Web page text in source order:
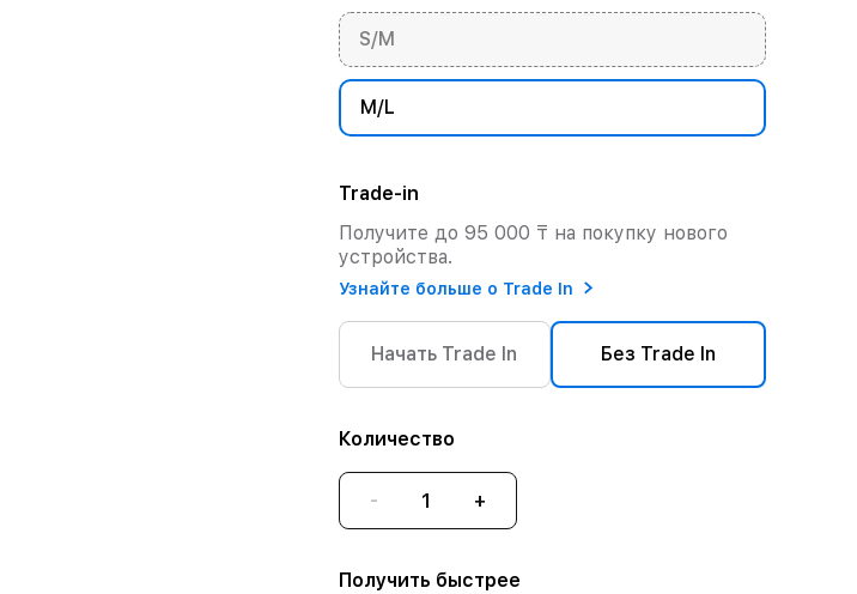
S/M
M/L
Trade-in
Получите до 95 000 ₸ на покупку нового
устройства.
Узнайте больше о Trade In
Начать Trade In Без Trade In
Количество
- +
Получить быстрее